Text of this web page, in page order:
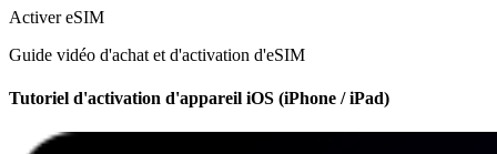
Activer eSIM
Guide vidéo d'achat et d'activation d'eSIM
Tutoriel d'activation d'appareil iOS (iPhone / iPad)